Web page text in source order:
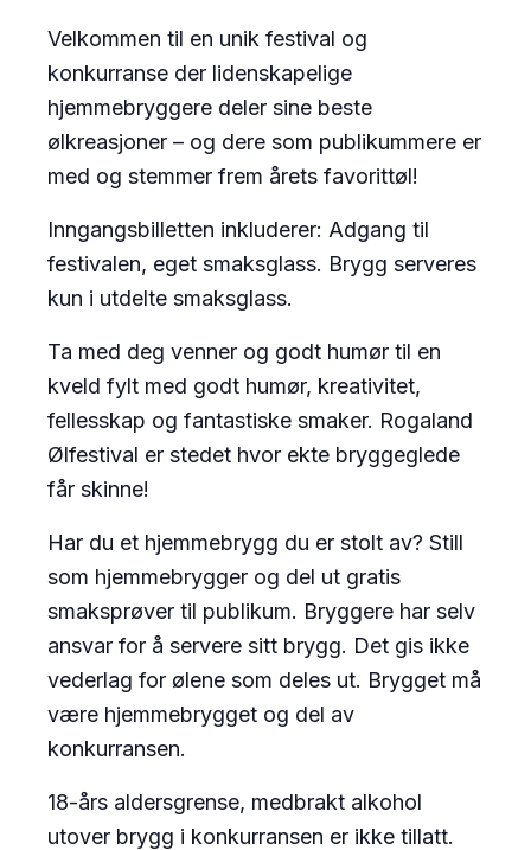
Velkommen til en unik festival og
konkurranse der lidenskapelige
hjemmebryggere deler sine beste
ølkreasjoner – og dere som publikummere er
med og stemmer frem årets favorittøl!
Inngangsbilletten inkluderer: Adgang til
festivalen, eget smaksglass. Brygg serveres
kun i utdelte smaksglass.
Ta med deg venner og godt humør til en
kveld fylt med godt humør, kreativitet,
fellesskap og fantastiske smaker. Rogaland
Ølfestival er stedet hvor ekte bryggeglede
får skinne!
Har du et hjemmebrygg du er stolt av? Still
som hjemmebrygger og del ut gratis
smaksprøver til publikum. Bryggere har selv
ansvar for å servere sitt brygg. Det gis ikke
vederlag for ølene som deles ut. Brygget må
være hjemmebrygget og del av
konkurransen.
18-års aldersgrense, medbrakt alkohol
utover brygg i konkurransen er ikke tillatt.